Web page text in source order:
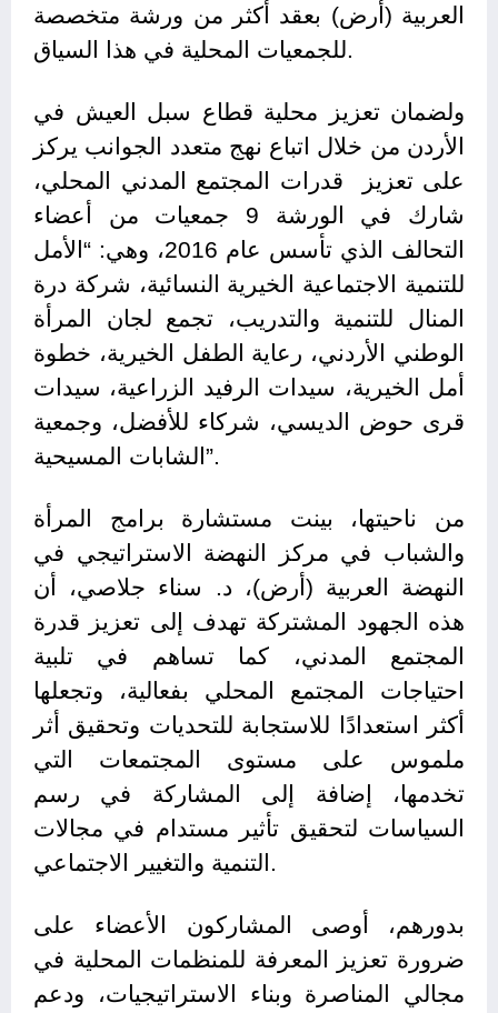
العربية (أرض) بعقد أكثر من ورشة متخصصة
للجمعيات المحلية في هذا السياق.
ولضمان تعزيز محلية قطاع سبل العيش في
الأردن من خلال اتباع نهج متعدد الجوانب يركز
على تعزيز قدرات المجتمع المدني المحلي،
شارك في الورشة 9 جمعيات من أعضاء
التحالف الذي تأسس عام 2016، وهي: “الأمل
للتنمية الاجتماعية الخيرية النسائية، شركة درة
المنال للتنمية والتدريب، تجمع لجان المرأة
الوطني الأردني، رعاية الطفل الخيرية، خطوة
أمل الخيرية، سيدات الرفيد الزراعية، سيدات
قرى حوض الديسي، شركاء للأفضل، وجمعية
الشابات المسيحية”.
من ناحيتها، بينت مستشارة برامج المرأة
والشباب في مركز النهضة الاستراتيجي في
النهضة العربية (أرض)، د. سناء جلاصي، أن
هذه الجهود المشتركة تهدف إلى تعزيز قدرة
المجتمع المدني، كما تساهم في تلبية
احتياجات المجتمع المحلي بفعالية، وتجعلها
أكثر استعدادًا للاستجابة للتحديات وتحقيق أثر
ملموس على مستوى المجتمعات التي
تخدمها، إضافة إلى المشاركة في رسم
السياسات لتحقيق تأثير مستدام في مجالات
التنمية والتغيير الاجتماعي.
بدورهم، أوصى المشاركون الأعضاء على
ضرورة تعزيز المعرفة للمنظمات المحلية في
مجالي المناصرة وبناء الاستراتيجيات، ودعم